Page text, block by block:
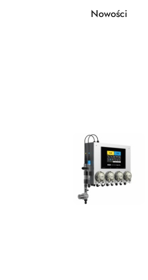
przed
Pomiń karuzelę produktów
Produkty
Nowości